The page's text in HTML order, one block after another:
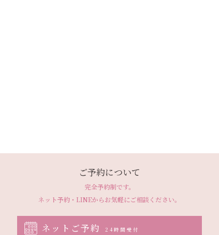
ご予約について
完全予約制です。
ネット予約・LINEからお気軽にご相談ください。
ネットご予約 24時間受付